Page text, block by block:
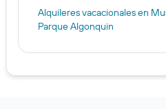
Alquileres vacacionales en
Parque Algonquin